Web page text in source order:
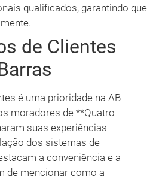
qualificados, garantindo que
de Clientes
é uma prioridade na AB
moradores de **Quatro
suas experiências
dos sistemas de
a conveniência e a
de mencionar como a